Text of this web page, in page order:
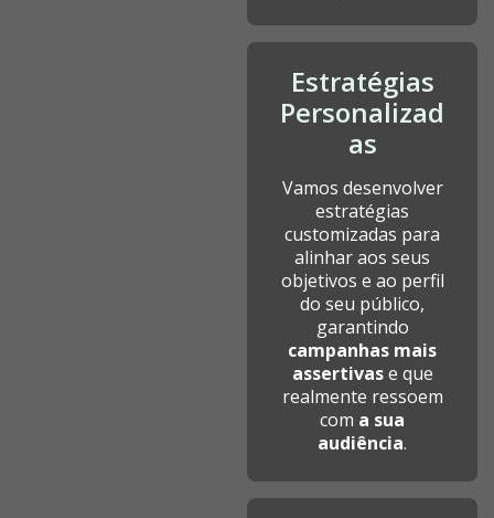
Estratégias
Personalizad
as
Vamos desenvolver
estratégias
customizadas para
alinhar aos seus
objetivos e ao perfil
do seu público,
garantindo
campanhas mais
assertivase que
realmente ressoem
com a sua
audiência.